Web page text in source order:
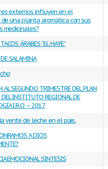
externos influyen en el
una planta aromática con sus
medicinales?
ÁRABES “EL HAYE”
SALAMINA
AL SEGUNDO TRIMESTRE DEL PLAN
INSTITUTO REGIONAL DE
I.R.O – 2017
vente de leche en el país.
A DIOS
EMOCIONAL SINTESIS